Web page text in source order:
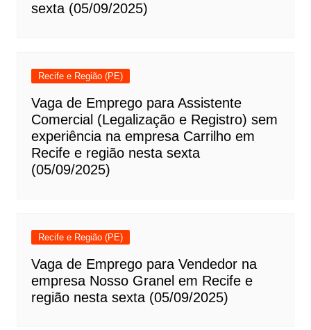
sexta (05/09/2025)
Recife e Região (PE)
Vaga de Emprego para Assistente
Comercial (Legalização e Registro) sem
experiência na empresa Carrilho em
Recife e região nesta sexta
(05/09/2025)
Recife e Região (PE)
Vaga de Emprego para Vendedor na
empresa Nosso Granel em Recife e
região nesta sexta (05/09/2025)